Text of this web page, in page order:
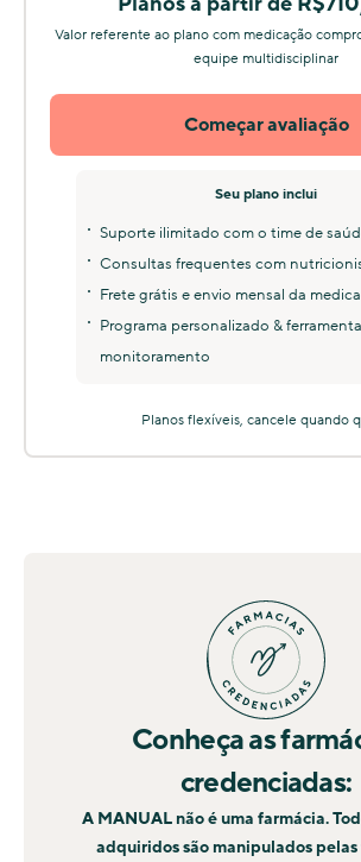
Valor referente ao plano com medicação
equipe multidisciplinar
Começar avaliação
Seu plano inclui
Suporte ilimitado com o time de
Consultas frequentes com
Frete grátis e envio mensal da
Programa personalizado &
monitoramento
Planos flexíveis, cancele quando
Conheça as
credenciadas:
A MANUAL não é uma farmácia.
adquiridos são manipulados